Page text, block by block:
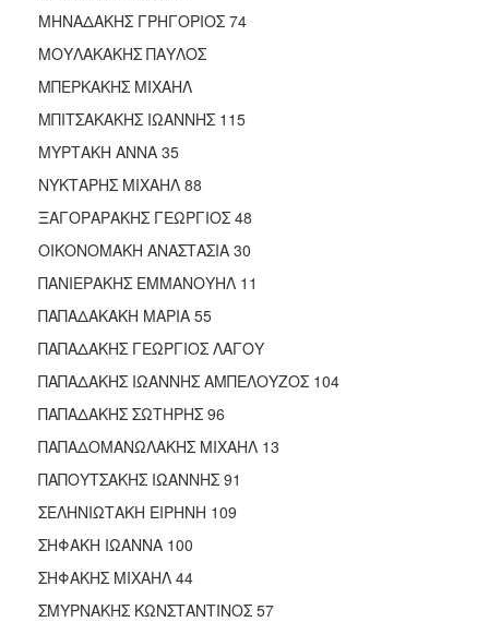
ΜΗΝΑΔΑΚΗΣ ΓΡΗΓΟΡΙΟΣ 74
ΜΟΥΛΑΚΑΚΗΣ ΠΑΥΛΟΣ
ΜΠΕΡΚΑΚΗΣ ΜΙΧΑΗΛ
ΜΠΙΤΣΑΚΑΚΗΣ ΙΩΑΝΝΗΣ 115
ΜΥΡΤΑΚΗ ΑΝΝΑ 35
ΝΥΚΤΑΡΗΣ ΜΙΧΑΗΛ 88
ΞΑΓΟΡΑΡΑΚΗΣ ΓΕΩΡΓΙΟΣ 48
ΟΙΚΟΝΟΜΑΚΗ ΑΝΑΣΤΑΣΙΑ 30
ΠΑΝΙΕΡΑΚΗΣ ΕΜΜΑΝΟΥΗΛ 11
ΠΑΠΑΔΑΚΑΚΗ ΜΑΡΙΑ 55
ΠΑΠΑΔΑΚΗΣ ΓΕΩΡΓΙΟΣ ΛΑΓΟΥ
ΠΑΠΑΔΑΚΗΣ ΙΩΑΝΝΗΣ ΑΜΠΕΛΟΥΖΟΣ 104
ΠΑΠΑΔΑΚΗΣ ΣΩΤΗΡΗΣ 96
ΠΑΠΑΔΟΜΑΝΩΛΑΚΗΣ ΜΙΧΑΗΛ 13
ΠΑΠΟΥΤΣΑΚΗΣ ΙΩΑΝΝΗΣ 91
ΣΕΛΗΝΙΩΤΑΚΗ ΕΙΡΗΝΗ 109
ΣΗΦΑΚΗ ΙΩΑΝΝΑ 100
ΣΗΦΑΚΗΣ ΜΙΧΑΗΛ 44
ΣΜΥΡΝΑΚΗΣ ΚΩΝΣΤΑΝΤΙΝΟΣ 57